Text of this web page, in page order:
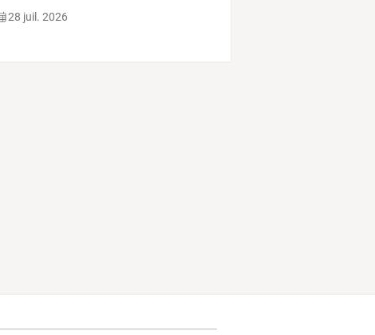
28 juil. 2026